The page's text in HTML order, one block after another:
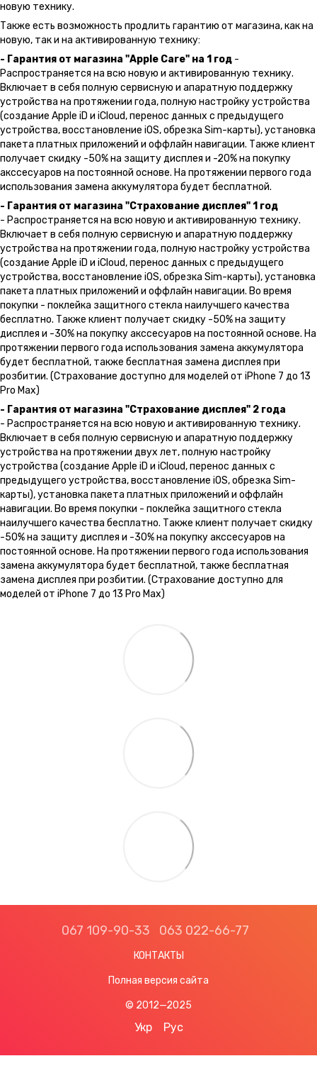
новую технику.
Также есть возможность продлить гарантию от магазина, как на
новую, так и на активированную технику:
- Гарантия от магазина "Apple Care" на 1 год -
Распространяется на всю новую и активированную технику.
Включает в себя полную сервисную и апаратную поддержку
устройства на протяжении года, полную настройку устройства
(создание Apple iD и iCloud, перенос данных с предыдущего
устройства, восстановление iOS, обрезка Sim-карты), установка
пакета платных приложений и оффлайн навигации. Также клиент
получает скидку -50% на защиту дисплея и -20% на покупку
акссесуаров на постоянной основе. На протяжении первого года
использования замена аккумулятора будет бесплатной.
- Гарантия от магазина "Страхование дисплея" 1 год
- Распространяется на всю новую и активированную технику.
Включает в себя полную сервисную и апаратную поддержку
устройства на протяжении года, полную настройку устройства
(создание Apple iD и iCloud, перенос данных с предыдущего
устройства, восстановление iOS, обрезка Sim-карты), установка
пакета платных приложений и оффлайн навигации. Во время
покупки - поклейка защитного стекла наилучшего качества
бесплатно. Также клиент получает скидку -50% на защиту
дисплея и -30% на покупку акссесуаров на постоянной основе. На
протяжении первого года использования замена аккумулятора
будет бесплатной, также бесплатная замена дисплея при
розбитии. (Страхование доступно для моделей от iPhone 7 до 13
Pro Max)
- Гарантия от магазина "Страхование дисплея" 2 года
- Распространяется на всю новую и активированную технику.
Включает в себя полную сервисную и апаратную поддержку
устройства на протяжении двух лет, полную настройку
устройства (создание Apple iD и iCloud, перенос данных с
предыдущего устройства, восстановление iOS, обрезка Sim-
карты), установка пакета платных приложений и оффлайн
навигации. Во время покупки - поклейка защитного стекла
наилучшего качества бесплатно. Также клиент получает скидку
-50% на защиту дисплея и -30% на покупку акссесуаров на
постоянной основе. На протяжении первого года использования
замена аккумулятора будет бесплатной, также бесплатная
замена дисплея при розбитии. (Страхование доступно для
моделей от iPhone 7 до 13 Pro Max)
067 109-90-33 063 022-66-77
КОНТАКТЫ
Полная версия сайта
© 2012—2025
Укр Рус